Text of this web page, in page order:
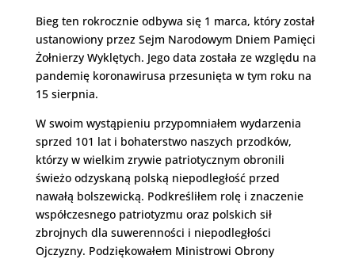
Bieg ten rokrocznie odbywa się 1 marca, który został
ustanowiony przez Sejm Narodowym Dniem Pamięci
Żołnierzy Wyklętych. Jego data została ze względu na
pandemię koronawirusa przesunięta w tym roku na
15 sierpnia.
W swoim wystąpieniu przypomniałem wydarzenia
sprzed 101 lat i bohaterstwo naszych przodków,
którzy w wielkim zrywie patriotycznym obronili
świeżo odzyskaną polską niepodległość przed
nawałą bolszewicką. Podkreśliłem rolę i znaczenie
współczesnego patriotyzmu oraz polskich sił
zbrojnych dla suwerenności i niepodległości
Ojczyzny. Podziękowałem Ministrowi Obrony